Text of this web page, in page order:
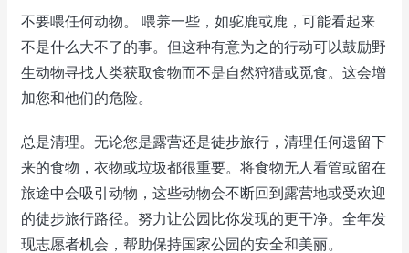
不要喂任何动物。 喂养一些，如驼鹿或鹿，可能看起来
不是什么大不了的事。但这种有意为之的行动可以鼓励野
生动物寻找人类获取食物而不是自然狩猎或觅食。这会增
加您和他们的危险。
总是清理。无论您是露营还是徒步旅行，清理任何遗留下
来的食物，衣物或垃圾都很重要。将食物无人看管或留在
旅途中会吸引动物，这些动物会不断回到露营地或受欢迎
的徒步旅行路径。努力让公园比你发现的更干净。全年发
现志愿者机会，帮助保持国家公园的安全和美丽。